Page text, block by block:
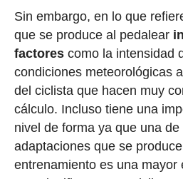
Sin embargo, en lo que
que se produce al pedalear
factorescomo la intensidad
condiciones meteorológicas
del ciclista que hacen muy
cálculo. Incluso tiene una
nivel de forma ya que una
adaptaciones que se
entrenamiento es una mayor